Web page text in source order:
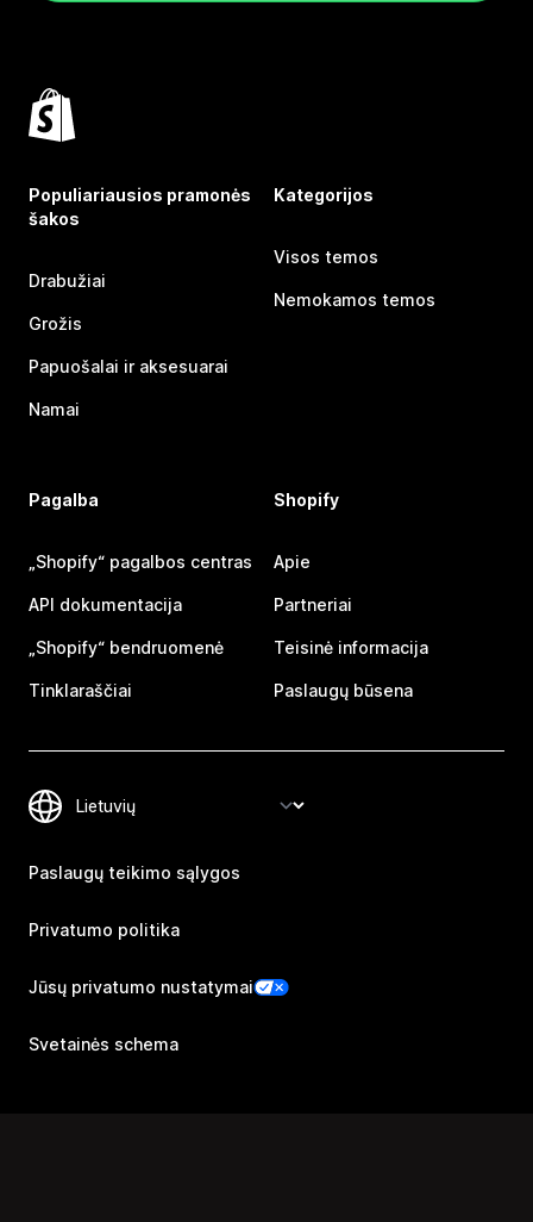
Populiariausios pramonės
šakos
Drabužiai
Grožis
Papuošalai ir aksesuarai
Namai
Kategorijos
Visos temos
Nemokamos temos
Pagalba
„Shopify“ pagalbos centras
API dokumentacija
„Shopify“ bendruomenė
Tinklaraščiai
Shopify
Apie
Partneriai
Teisinė informacija
Paslaugų būsena
Paslaugų teikimo sąlygos
Privatumo politika
Jūsų privatumo nustatymai
Svetainės schema